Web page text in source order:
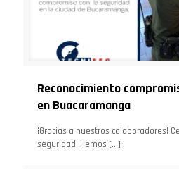
Reconocimiento
en Buacaramanga
¡Gracias a nuestros colaboradores!
seguridad. Hemos […]